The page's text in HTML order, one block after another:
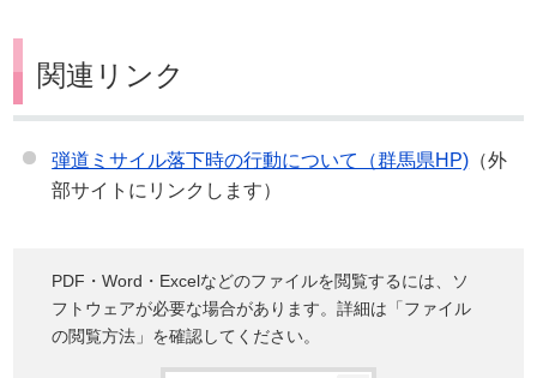
関連リンク
弾道ミサイル落下時の行動について（群馬県HP) （外
部サイトにリンクします）
PDF・Word・Excelなどのファイルを閲覧するには、ソ
フトウェアが必要な場合があります。詳細は「ファイル
の閲覧方法」を確認してください。